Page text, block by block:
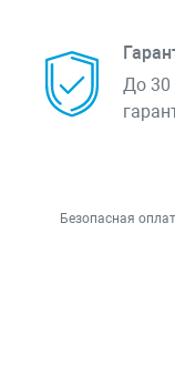
До 30
Безопасная